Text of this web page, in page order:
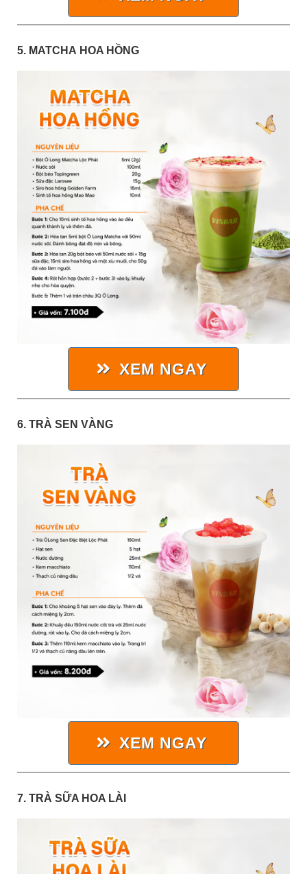
5. MATCHA HOA HỒNG
XEM NGAY
6. TRÀ SEN VÀNG
XEM NGAY
7. TRÀ SỮA HOA LÀI